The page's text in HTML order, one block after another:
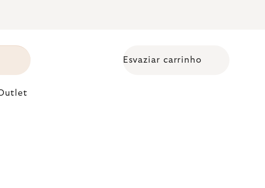
Esvaziar carrinho